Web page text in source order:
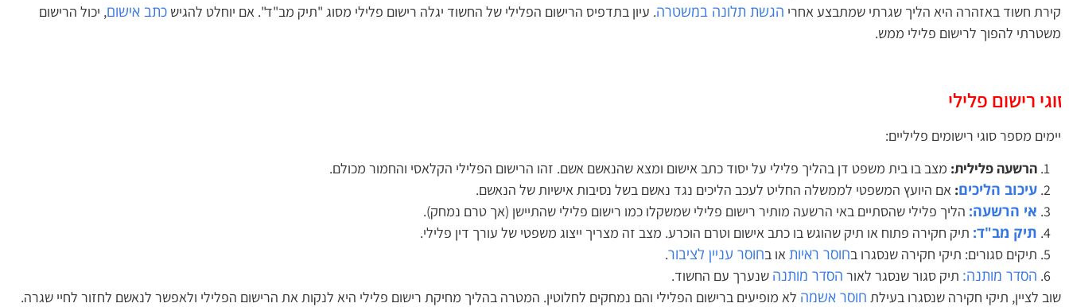
חשוד באזהרה היא הליך שגרתי שמתבצע אחריהגשת תלונה במשטרה. עיון בתדפיס הרישום הפלילי של החשוד יגלה רישום פלילי מסוג "תיק מב"ד". אם יוחלט להגישכתב אישום, יכול הרישום
להפוך לרישום פלילי ממש.
רישום פלילי
מספר סוגי רישומים פליליים:
הרשעה פלילית:מצב בו בית משפט דן בהליך פלילי על יסוד כתב אישום ומצא שהנאשם אשם. זהו הרישום הפלילי הקלאסי והחמור מכולם.
עיכוב הליכים:אם היועץ המשפטי לממשלה החליט לעכב הליכים נגד נאשם בשל נסיבות אישיות של הנאשם.
אי הרשעה: הליך פלילי שהסתיים באי הרשעה מותיר רישום פלילי שמשקלו כמו רישום פלילי שהתיישן (אך טרם נמחק).
תיק מב"ד:תיק חקירה פתוח או תיק שהוגש בו כתב אישום וטרם הוכרע. מצב זה מצריך ייצוג משפטי של עורך דין פלילי.
תיקים סגורים: תיקי חקירה שנסגרו ב חוסר ראיותאו ב חוסר עניין לציבור.
הסדר מותנה:תיק סגור שנסגר לאורהסדר מותנהשנערך עם החשוד.
לציין, תיקי חקירה שנסגרו בעילתחוסר אשמהלא מופיעים ברישום הפלילי והם נמחקים לחלוטין. המטרה בהליך מחיקת רישום פלילי היא לנקות את הרישום הפלילי ולאפשר לנאשם לחזור לחיי שגרה.